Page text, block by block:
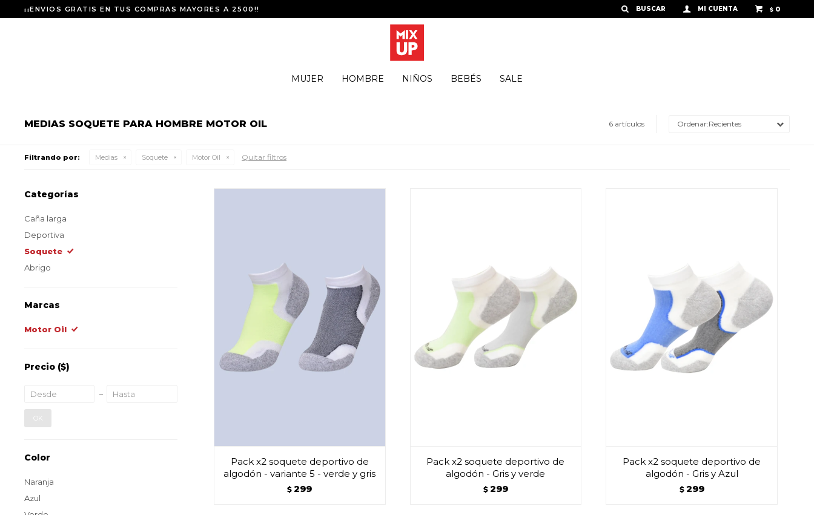
MUJER HOMBRE NIÑOS BEBÉS SALE
$ 0
¡¡ENVIOS GRATIS EN TUS COMPRAS MAYORES A 2500!!
MEDIAS SOQUETE PARA HOMBRE MOTOR OIL 6 artículos Recientes
Filtrando por: Medias Soquete Motor Oil Quitar filtros
Pack x2 soquete deportivo de
algodón - variante 5 - verde y gris
$ 299
Pack x2 soquete deportivo de
algodón - Gris y verde
$ 299
Pack x2 soquete deportivo de
algodón - Gris y Azul
$ 299
Categorías
Caña larga
Deportiva
Soquete
Abrigo
Marcas
Motor Oil
Precio ($)
OK
Color
Naranja
Azul